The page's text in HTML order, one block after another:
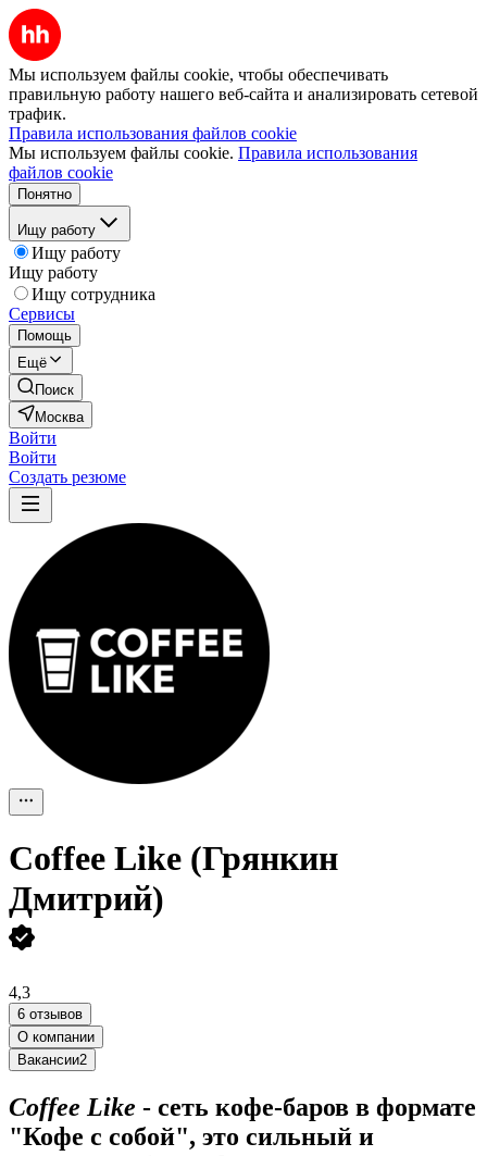
Мы используем файлы cookie, чтобы обеспечивать
правильную работу нашего веб-сайта и анализировать сетевой
трафик.
Правила использования файлов cookie
Мы используем файлы cookie. Правила использования
файлов cookie
Понятно
Ищу работу
Ищу работу
Ищу работу
Ищу сотрудника
Сервисы
Помощь
Ещё
Поиск
Москва
Войти
Войти
Создать резюме
Coffee Like (Грянкин
Дмитрий)
4,3
6 отзывов
О компании
Вакансии2
Coffee Like - сеть кофе-баров в формате
"Кофе с собой", это сильный и